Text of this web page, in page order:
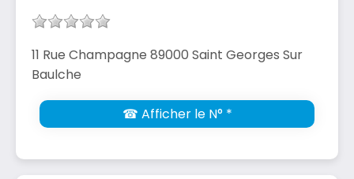
11 Rue Champagne 89000 Saint Georges Sur
Baulche
☎ Afficher le N° *